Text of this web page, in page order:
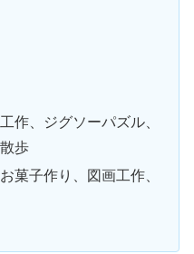
作、ジグソーパズル、
歩
菓子作り、図画工作、